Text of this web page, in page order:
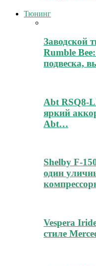
Тюнинг
Заводской
Rumble
подвеска,
Abt RSQ8-
яркий
Abt…
Shelby F-
один
Vespera
стиле